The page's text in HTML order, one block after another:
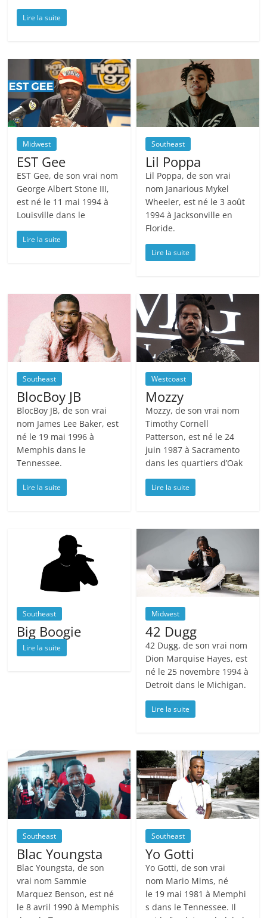
Lire la suite
Midwest
EST Gee
EST Gee, de son vrai nom
George Albert Stone III,
est né le 11 mai 1994 à
Louisville dans le
Lire la suite
Southeast
Lil Poppa
Lil Poppa, de son vrai
nom Janarious Mykel
Wheeler, est né le 3 août
1994 à Jacksonville en
Floride.
Lire la suite
Southeast
BlocBoy JB
BlocBoy JB, de son vrai
nom James Lee Baker, est
né le 19 mai 1996 à
Memphis dans le
Tennessee.
Lire la suite
Westcoast
Mozzy
Mozzy, de son vrai nom
Timothy Cornell
Patterson, est né le 24
juin 1987 à Sacramento
dans les quartiers d’Oak
Lire la suite
Southeast
Big Boogie
Lire la suite
Midwest
42 Dugg
42 Dugg, de son vrai nom
Dion Marquise Hayes, est
né le 25 novembre 1994 à
Detroit dans le Michigan.
Lire la suite
Southeast
Blac Youngsta
Blac Youngsta, de son
vrai nom Sammie
Marquez Benson, est né
le 8 avril 1990 à Memphis
Southeast
Yo Gotti
Yo Gotti, de son vrai
nom Mario Mims, né
le 19 mai 1981 à Memphi
s dans le Tennessee. Il